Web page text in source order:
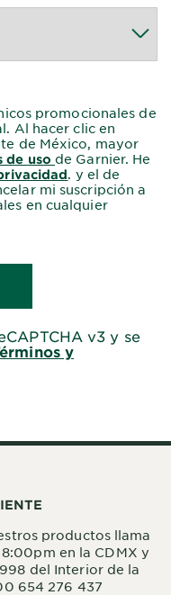
promocionales de
Al hacer clic en
de México, mayor
de usode Garnier. He
. y el de
mi suscripción a
en cualquier
v3 y se
y
productos llama
en la CDMX y
del Interior de la
654 276 437